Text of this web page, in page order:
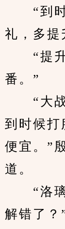
“到时
礼，多提
“提升
番。”
“大战
到时候打
便宜。”
道。
“洛璃
解错了？